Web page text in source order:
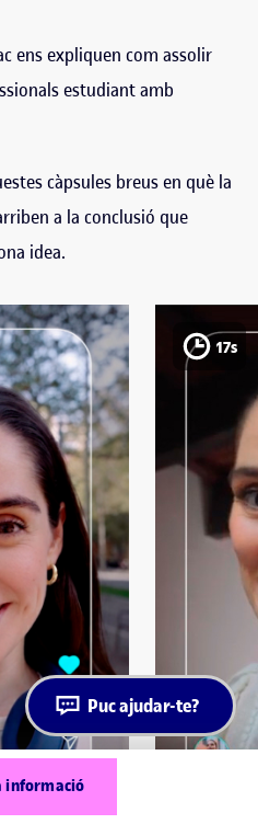
informació
ens expliquen com assolir
estudiant amb
càpsules breus en què la
a la conclusió que
idea.
17s
Puc ajudar-te?